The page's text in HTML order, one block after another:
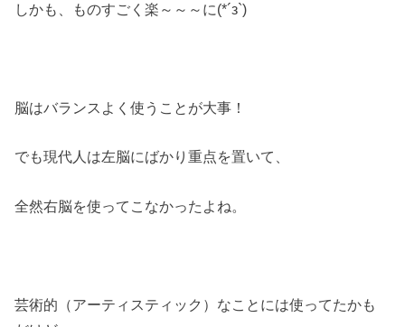
しかも、ものすごく楽～～～に(*´з`)
脳はバランスよく使うことが大事！
でも現代人は左脳にばかり重点を置いて、
全然右脳を使ってこなかったよね。
芸術的（アーティスティック）なことには使ってたかも